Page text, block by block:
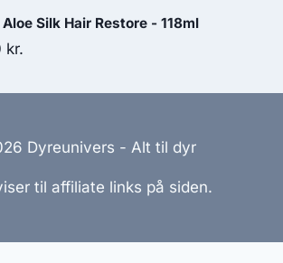
Silk Hair Restore - 118ml
kr.
Dyreunivers - Alt til dyr
til affiliate links på siden.